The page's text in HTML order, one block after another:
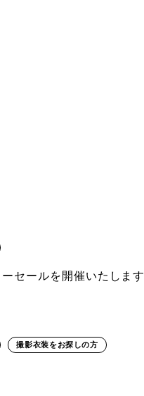
セールを開催いたします
撮影衣装をお探しの方